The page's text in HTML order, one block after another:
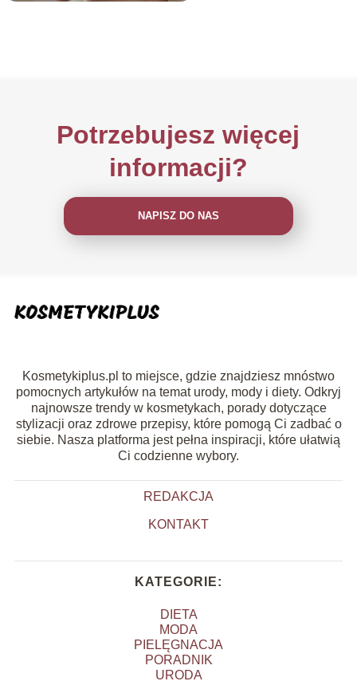
Potrzebujesz więcej
informacji?
NAPISZ DO NAS
Kosmetykiplus.pl to miejsce, gdzie znajdziesz mnóstwo
pomocnych artykułów na temat urody, mody i diety. Odkryj
najnowsze trendy w kosmetykach, porady dotyczące
stylizacji oraz zdrowe przepisy, które pomogą Ci zadbać o
siebie. Nasza platforma jest pełna inspiracji, które ułatwią
Ci codzienne wybory.
REDAKCJA
KONTAKT
KATEGORIE:
DIETA
MODA
PIELĘGNACJA
PORADNIK
URODA